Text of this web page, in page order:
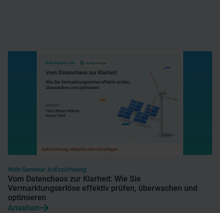
Web-Seminar Aufzeichnung
Vom Datenchaos zur Klarheit: Wie Sie
Vermarktungserlöse effektiv prüfen, überwachen und
optimieren
Ansehen